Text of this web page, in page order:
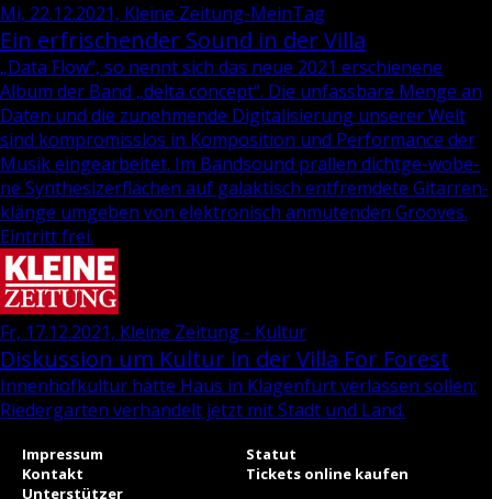
Mi, 22.12.2021, Kleine Zeitung-MeinTag
Ein erfrischender Sound in der Villa
„Data Flow“, so nennt sich das neue 2021 er­schie­ne­ne
Album der Band „delta con­cept“. Die un­fass­ba­re Menge an
Daten und die zu­neh­men­de Di­gi­ta­li­sie­rung un­se­rer Welt
sind kom­pro­miss­los in Kom­po­si­ti­on und Per­for­mance der
Musik ein­ge­ar­bei­tet. Im Band­sound pral­len dicht­ge­-wo­be­
ne Syn­the­si­zer­flä­chen auf ga­lak­tisch ent­frem­de­te Gi­tar­ren­
klän­ge um­ge­ben von elek­tro­nisch an­mu­ten­den Groo­ves.
Ein­tritt frei.
Fr, 17.12.2021, Kleine Zeitung - Kultur
Diskussion um Kultur in der Villa For Forest
In­nen­hof­kul­tur hätte Haus in Kla­gen­furt ver­las­sen sol­len:
Rie­der­gar­ten ver­han­delt jetzt mit Stadt und Land.
Impressum
Statut
Kontakt
Tickets online kaufen
Unterstützer